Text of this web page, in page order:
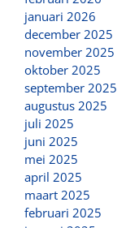
januari 2026
december 2025
november 2025
oktober 2025
september 2025
augustus 2025
juli 2025
juni 2025
mei 2025
april 2025
maart 2025
februari 2025